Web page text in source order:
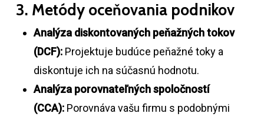
3. Metódy oceňovania podnikov
Analýza diskontovaných peňažných tokov
(DCF):Projektuje budúce peňažné toky a
diskontuje ich na súčasnú hodnotu.
Analýza porovnateľných spoločností
(CCA):Porovnáva vašu firmu s podobnými